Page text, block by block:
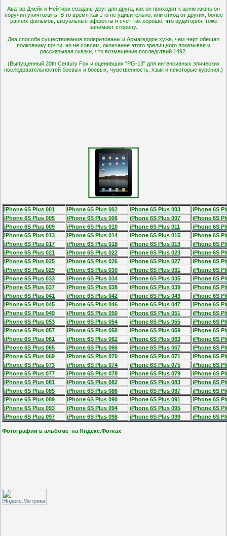
Аватар Джейк и Нейтири созданы друг для друга, как он приходит к ценю жизнь он
поручил уничтожить. В то время как это не удивительно, или отход от других, более
ранних фильмов, визуальные эффекты и счет так хорошо, что аудитория, тоже
занимает сторону.
Два способа существования поляризованы и Армагеддон хуже, чем черт обещал
полковнику почти, но не совсем, окончание этого зрелищного показывая и
рассказывая сказки, что возмещение последствий 1492.
(Выпущенный 20th Century Fox и оценивших "PG-13" для интенсивных эпических
последовательностей боевых и боевых, чувственность, язык и некоторые курения.)
iPhone 6S Plus 001 iPhone 6S Plus 002 iPhone 6S Plus 003
iPhone 6S
iPhone 6S Plus 005
iPhone 6S Plus 006 iPhone 6S Plus 007
iPhone 6S
iPhone 6S Plus 009
iPhone 6S Plus 010 iPhone 6S Plus 011
iPhone 6S
iPhone 6S Plus 013
iPhone 6S Plus 014 iPhone 6S Plus 015
iPhone 6S
iPhone 6S Plus 017
iPhone 6S Plus 018 iPhone 6S Plus 019
iPhone 6S
iPhone 6S Plus 021
iPhone 6S Plus 022 iPhone 6S Plus 023
iPhone 6S
iPhone 6S Plus 025
iPhone 6S Plus 026 iPhone 6S Plus 027
iPhone 6S
iPhone 6S Plus 029
iPhone 6S Plus 030 iPhone 6S Plus 031
iPhone 6S
iPhone 6S Plus 033
iPhone 6S Plus 034 iPhone 6S Plus 035
iPhone 6S
iPhone 6S Plus 037
iPhone 6S Plus 038 iPhone 6S Plus 039
iPhone 6S
iPhone 6S Plus 041
iPhone 6S Plus 042 iPhone 6S Plus 043
iPhone 6S
iPhone 6S Plus 045
iPhone 6S Plus 046 iPhone 6S Plus 047
iPhone 6S
iPhone 6S Plus 049
iPhone 6S Plus 050 iPhone 6S Plus 051
iPhone 6S
iPhone 6S Plus 053
iPhone 6S Plus 054 iPhone 6S Plus 055
iPhone 6S
iPhone 6S Plus 057
iPhone 6S Plus 058 iPhone 6S Plus 059
iPhone 6S
iPhone 6S Plus 061
iPhone 6S Plus 062 iPhone 6S Plus 063
iPhone 6S
iPhone 6S Plus 065
iPhone 6S Plus 066 iPhone 6S Plus 067
iPhone 6S
iPhone 6S Plus 069
iPhone 6S Plus 070 iPhone 6S Plus 071
iPhone 6S
iPhone 6S Plus 073
iPhone 6S Plus 074 iPhone 6S Plus 075
iPhone 6S
iPhone 6S Plus 077
iPhone 6S Plus 078 iPhone 6S Plus 079
iPhone 6S
iPhone 6S Plus 081
iPhone 6S Plus 082 iPhone 6S Plus 083
iPhone 6S
iPhone 6S Plus 085
iPhone 6S Plus 086 iPhone 6S Plus 087
iPhone 6S
iPhone 6S Plus 089
iPhone 6S Plus 090 iPhone 6S Plus 091
iPhone 6S
iPhone 6S Plus 093
iPhone 6S Plus 094 iPhone 6S Plus 095
iPhone 6S
iPhone 6S Plus 097
iPhone 6S Plus 098 iPhone 6S Plus 099 iPhone 6S
Фотографии в альбоме на Яндекс.Фотках